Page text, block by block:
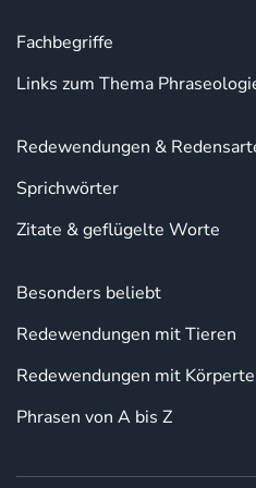
Fachbegriffe
Links zum Thema
Redewendungen &
Sprichwörter
Zitate & geflügelte Worte
Besonders beliebt
Redewendungen mit Tieren
Redewendungen mit
Phrasen von A bis Z